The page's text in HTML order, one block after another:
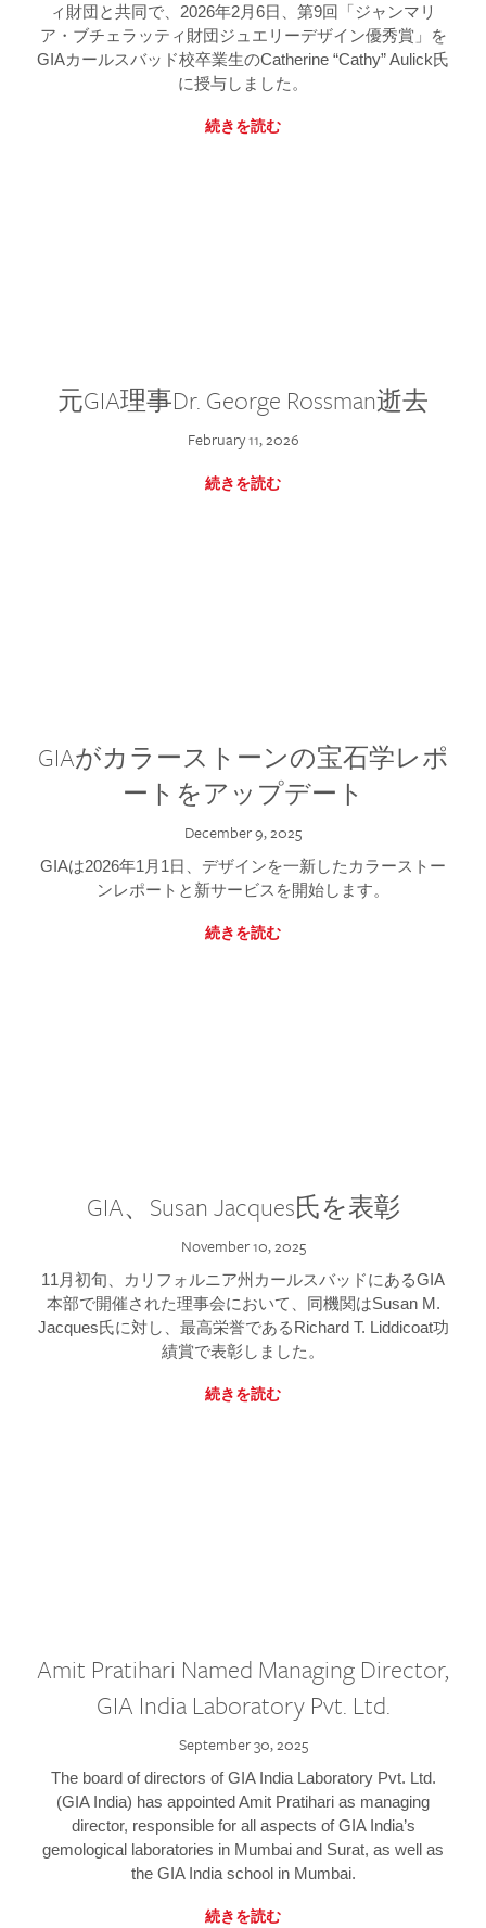
ィ財団と共同で、2026年2月6日、第9回「ジャンマリ
ア・ブチェラッティ財団ジュエリーデザイン優秀賞」を
GIAカールスバッド校卒業生のCatherine “Cathy” Aulick氏
に授与しました。
続きを読む
元GIA理事Dr. George Rossman逝去
February 11, 2026
続きを読む
GIAがカラーストーンの宝石学レポ
ートをアップデート
December 9, 2025
GIAは2026年1月1日、デザインを一新したカラーストー
ンレポートと新サービスを開始します。
続きを読む
GIA、Susan Jacques氏を表彰
November 10, 2025
11月初旬、カリフォルニア州カールスバッドにあるGIA
本部で開催された理事会において、同機関はSusan M.
Jacques氏に対し、最高栄誉であるRichard T. Liddicoat功
績賞で表彰しました。
続きを読む
Amit Pratihari Named Managing Director,
GIA India Laboratory Pvt. Ltd.
September 30, 2025
The board of directors of GIA India Laboratory Pvt. Ltd.
(GIA India) has appointed Amit Pratihari as managing
director, responsible for all aspects of GIA India’s
gemological laboratories in Mumbai and Surat, as well as
the GIA India school in Mumbai.
続きを読む